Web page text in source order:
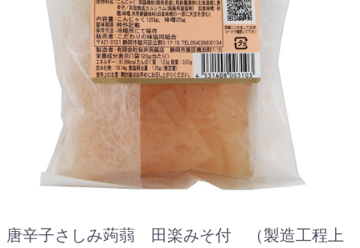
唐辛子さしみ蒟蒻 田楽みそ付 （製造工程上